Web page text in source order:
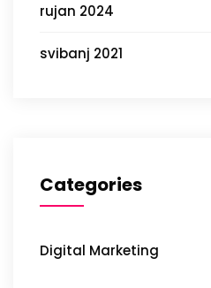
rujan 2024
svibanj 2021
Categories
Digital Marketing